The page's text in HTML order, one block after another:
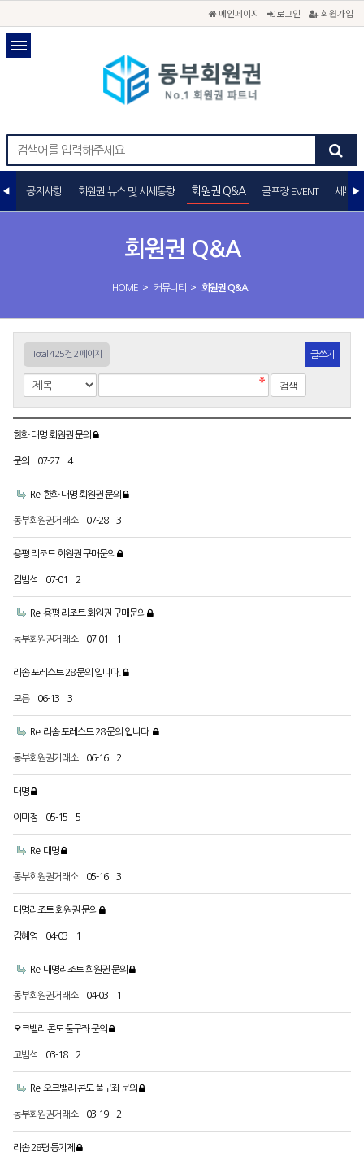
메인페이지 로그인 회원가입
회원권 Q&A
HOME > 커뮤니티 > 회원권 Q&A
공지사항 회원권 뉴스 및 시세동향 회원권 Q&A 골프장 EVENT 세무상
Total 425건 2 페이지 글쓰기
한화 대명 회원권 문의
문의 07-27 4
Re: 한화 대명 회원권 문의
동부회원권거래소 07-28 3
용평 리조트 회원권 구매문의
김범석 07-01 2
Re: 용평 리조트 회원권 구매문의
동부회원권거래소 07-01 1
리솜 포레스트 28 문의 입니다.
모름 06-13 3
Re: 리솜 포레스트 28 문의 입니다.
동부회원권거래소 06-16 2
대명
이미정 05-15 5
Re: 대명
동부회원권거래소 05-16 3
대명리조트 회원권 문의
김혜영 04-03 1
Re: 대명리조트 회원권 문의
동부회원권거래소 04-03 1
오크밸리 콘도 풀구좌 문의
고범석 03-18 2
Re: 오크밸리 콘도 풀구좌 문의
동부회원권거래소 03-19 2
리솜 28평 등기제